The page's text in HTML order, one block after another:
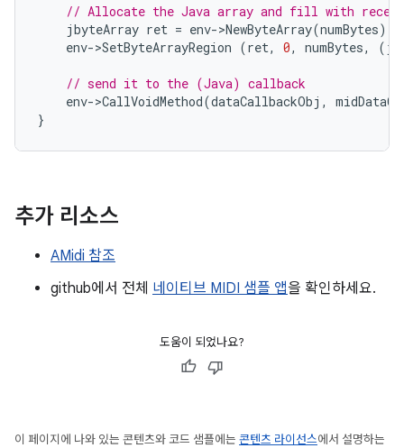
// Allocate the Java array and fill with
jbyteArray ret = env->NewByteArray(numBytes);
env->SetByteArrayRegion (ret, 0, numBytes, (
// send it to the (Java) callback
env->CallVoidMethod(dataCallbackObj ,
}
추가 리소스
AMidi 참조
github에서 전체 네이티브 MIDI 샘플 앱을 확인하세요.
도움이 되었나요?
이 페이지에 나와 있는 콘텐츠와 코드 샘플에는 콘텐츠 라이선스에서 설명하는